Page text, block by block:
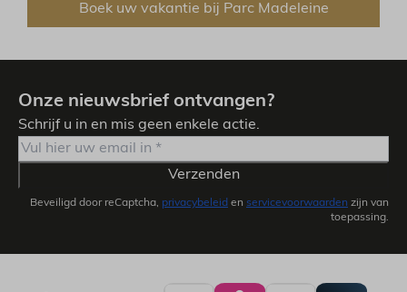
Boek uw vakantie bij Parc Madeleine
Onze nieuwsbrief ontvangen?
Schrijf u in en mis geen enkele actie.
Verzenden
Beveiligd door reCaptcha, privacybeleid en servicevoorwaarden zijn van
toepassing.